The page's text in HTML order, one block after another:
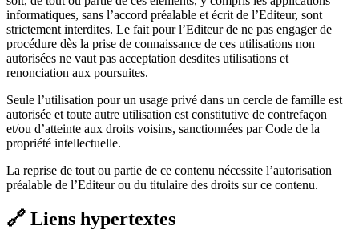
informatiques, sans l’accord préalable et écrit de l’Editeur, sont
strictement interdites. Le fait pour l’Editeur de ne pas engager de
procédure dès la prise de connaissance de ces utilisations non
autorisées ne vaut pas acceptation desdites utilisations et
renonciation aux poursuites.
Seule l’utilisation pour un usage privé dans un cercle de famille est
autorisée et toute autre utilisation est constitutive de contrefaçon
et/ou d’atteinte aux droits voisins, sanctionnées par Code de la
propriété intellectuelle.
La reprise de tout ou partie de ce contenu nécessite l’autorisation
préalable de l’Editeur ou du titulaire des droits sur ce contenu.
🔗 Liens hypertextes